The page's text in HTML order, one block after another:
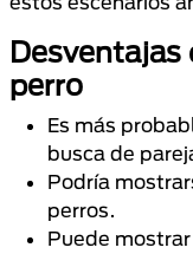
perro
Es más
busca de
Podría
perros.
Puede